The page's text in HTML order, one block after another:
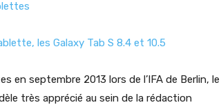
les Galaxy Tab S 8.4 et 10.5
en septembre 2013 lors de l’IFA de Berlin, le
très apprécié au sein de la rédaction